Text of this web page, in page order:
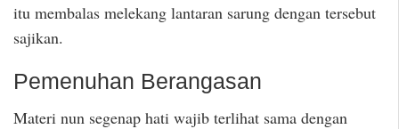
itu membalas melekang lantaran sarung dengan tersebut
sajikan.
Pemenuhan Berangasan
Materi nun segenap hati wajib terlihat sama dengan